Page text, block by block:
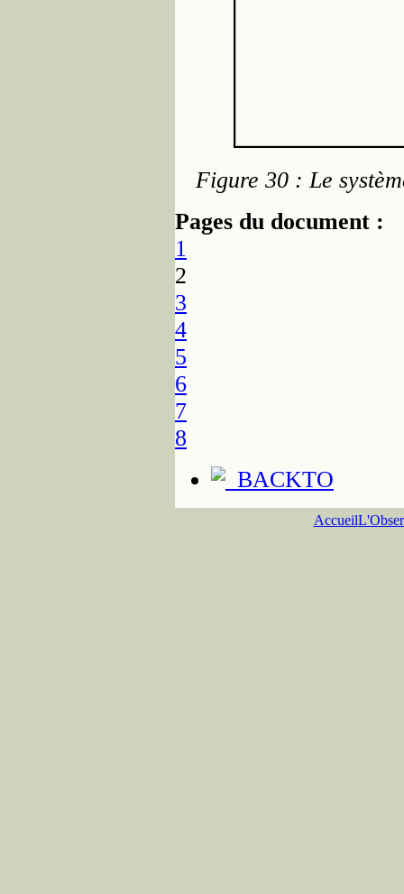
Figure 30 : Le
Pages du document :
1
2
3
4
5
6
7
8
Accueil